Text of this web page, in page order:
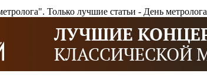
Только лучшие статьи - День метролога